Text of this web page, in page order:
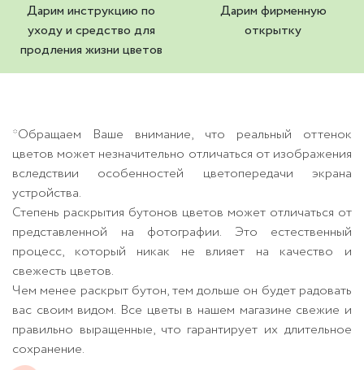
Дарим инструкцию по
уходу и средство для
продления жизни цветов
Дарим фирменную
открытку
*Обращаем Ваше внимание, что реальный оттенок
цветов может незначительно отличаться от изображения
вследствии особенностей цветопередачи экрана
устройства.
Степень раскрытия бутонов цветов может отличаться от
представленной на фотографии. Это естественный
процесс, который никак не влияет на качество и
свежесть цветов.
Чем менее раскрыт бутон, тем дольше он будет радовать
вас своим видом. Все цветы в нашем магазине свежие и
правильно выращенные, что гарантирует их длительное
сохранение.